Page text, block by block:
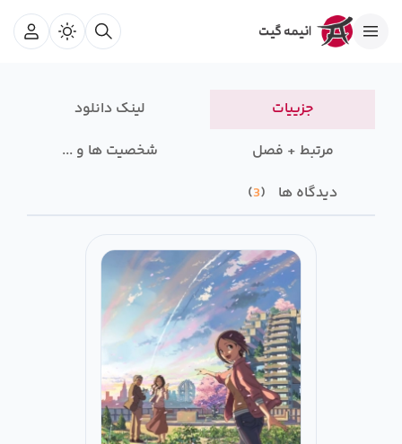
جزییات
لینک دانلود
مرتبط + فصل
شخصیت ها و ...
دیدگاه ها
3